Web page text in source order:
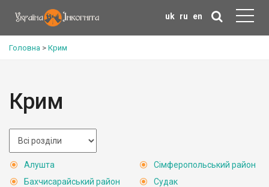
uk ru en
Головна > Крим
Крим
Алушта
Бахчисарайський район
Сімферопольський район
Судак